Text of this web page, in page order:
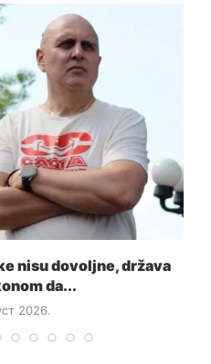
nisu dovoljne, država
da...
2026.